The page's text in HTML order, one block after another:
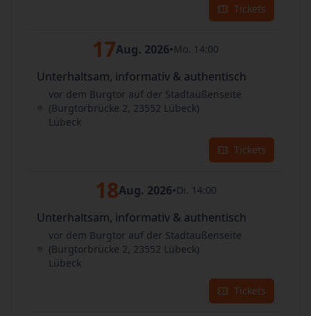
Tickets
17Aug. 2026•Mo. 14:00
Unterhaltsam, informativ & authentisch
vor dem Burgtor auf der Stadtaußenseite
(Burgtorbrücke 2, 23552 Lübeck)
Lübeck
Tickets
18Aug. 2026•Di. 14:00
Unterhaltsam, informativ & authentisch
vor dem Burgtor auf der Stadtaußenseite
(Burgtorbrücke 2, 23552 Lübeck)
Lübeck
Tickets